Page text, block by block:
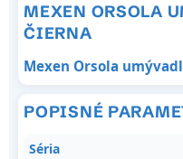
MEXEN ORSOLA
ČIERNA
Mexen Orsola
POPISNÉ
Séria